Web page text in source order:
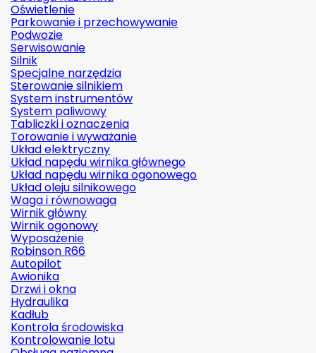
Oświetlenie
Parkowanie i przechowywanie
Podwozie
Serwisowanie
Silnik
Specjalne narzędzia
Sterowanie silnikiem
System instrumentów
System paliwowy
Tabliczki i oznaczenia
Torowanie i wyważanie
Układ elektryczny
Układ napędu wirnika głównego
Układ napędu wirnika ogonowego
Układ oleju silnikowego
Waga i równowaga
Wirnik główny
Wirnik ogonowy
Wyposażenie
Robinson R66
Autopilot
Awionika
Drzwi i okna
Hydraulika
Kadłub
Kontrola środowiska
Kontrolowanie lotu